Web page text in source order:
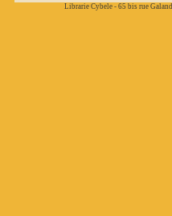
Librarie Cybele - 65 bis rue